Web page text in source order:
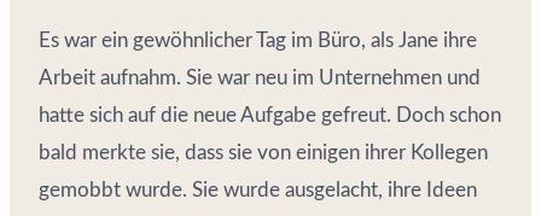
Es war ein gewöhnlicher Tag im Büro, als Jane ihre
Arbeit aufnahm. Sie war neu im Unternehmen und
hatte sich auf die neue Aufgabe gefreut. Doch schon
bald merkte sie, dass sie von einigen ihrer Kollegen
gemobbt wurde. Sie wurde ausgelacht, ihre Ideen